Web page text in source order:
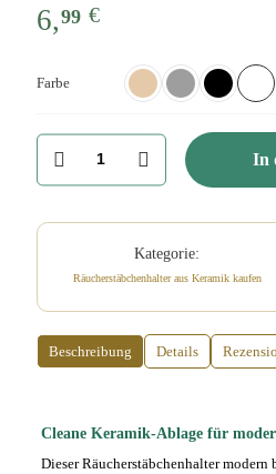
6,99 €
Farbe
Räucherstäbchenhalter
cleanes
In
Kategorie:
Räucherstäbchenhalter aus Keramik kaufen
Beschreibung Details
Cleane Keramik-Ablage für
Dieser Räucherstäbchenhalter